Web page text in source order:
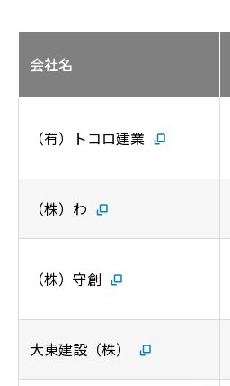
会社名
（有）トコロ建業
（株）わ
（株）守創
大東建設（株）